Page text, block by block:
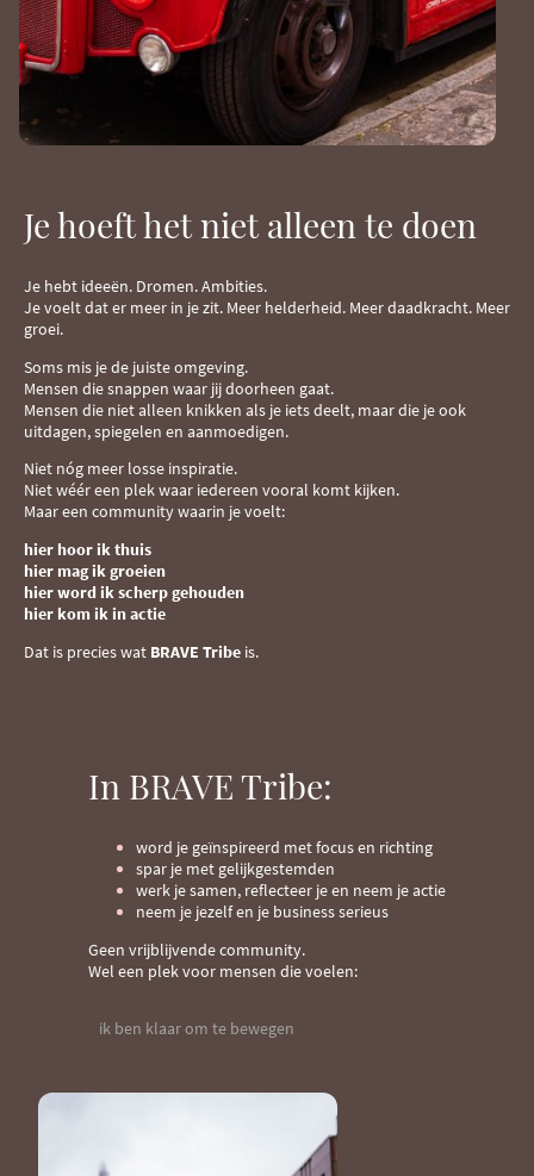
Je hoeft het niet alleen te doen
Je hebt ideeën. Dromen. Ambities.
Je voelt dat er meer in je zit. Meer helderheid. Meer daadkracht. Meer
groei.
Soms mis je de juiste omgeving.
Mensen die snappen waar jij doorheen gaat.
Mensen die niet alleen knikken als je iets deelt, maar die je ook
uitdagen, spiegelen en aanmoedigen.
Niet nóg meer losse inspiratie.
Niet wéér een plek waar iedereen vooral komt kijken.
Maar een community waarin je voelt:
hier hoor ik thuis
hier mag ik groeien
hier word ik scherp gehouden
hier kom ik in actie
Dat is precies wat BRAVE Tribe is.
In BRAVE Tribe:
word je geïnspireerd met focus en richting
spar je met gelijkgestemden
werk je samen, reflecteer je en neem je actie
neem je jezelf en je business serieus
Geen vrijblijvende community.
Wel een plek voor mensen die voelen:
ik ben klaar om te bewegen